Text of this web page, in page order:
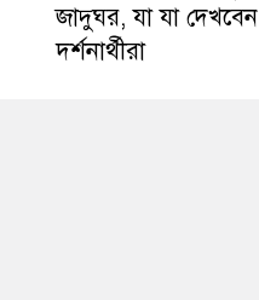
জাদুঘর, যা যা দেখবেন
দর্শনার্থীরা